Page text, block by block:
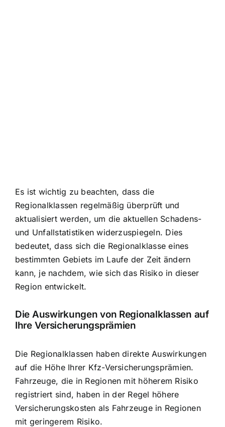
Es ist wichtig zu beachten, dass die
Regionalklassen regelmäßig überprüft und
aktualisiert werden, um die aktuellen Schadens-
und Unfallstatistiken widerzuspiegeln. Dies
bedeutet, dass sich die Regionalklasse eines
bestimmten Gebiets im Laufe der Zeit ändern
kann, je nachdem, wie sich das Risiko in dieser
Region entwickelt.
Die Auswirkungen von Regionalklassen auf
Ihre Versicherungsprämien
Die Regionalklassen haben direkte Auswirkungen
auf die Höhe Ihrer Kfz-Versicherungsprämien.
Fahrzeuge, die in Regionen mit höherem Risiko
registriert sind, haben in der Regel höhere
Versicherungskosten als Fahrzeuge in Regionen
mit geringerem Risiko.